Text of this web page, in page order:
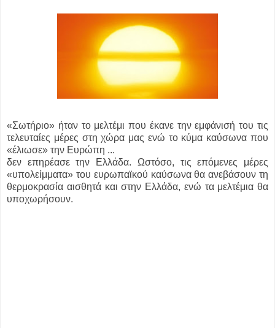
«Σωτήριο» ήταν το μελτέμι που έκανε την εμφάνισή του τις
τελευταίες μέρες στη χώρα μας ενώ το κύμα καύσωνα που
«έλιωσε» την Ευρώπη ...
δεν επηρέασε την Ελλάδα. Ωστόσο, τις επόμενες μέρες
«υπολείμματα» του ευρωπαϊκού καύσωνα θα ανεβάσουν τη
θερμοκρασία αισθητά και στην Ελλάδα, ενώ τα μελτέμια θα
υποχωρήσουν.